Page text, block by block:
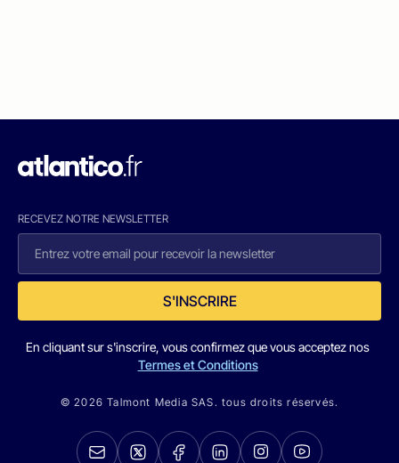
RECEVEZ NOTRE NEWSLETTER
S'INSCRIRE
En cliquant sur s'inscrire, vous confirmez que vous acceptez nos
Termes et Conditions
© 2026 Talmont Media SAS. tous droits réservés.